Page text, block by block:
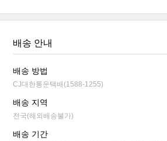
배송 안내
배송 방법
CJ대한통운택배(1588-1255)
배송 지역
전국(해외배송불가)
배송 기간